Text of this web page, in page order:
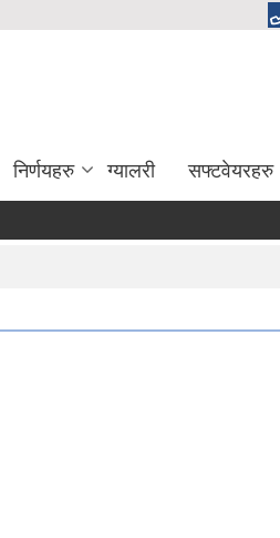
निर्णयहरु ग्यालरी सफ्टवेयरहरु